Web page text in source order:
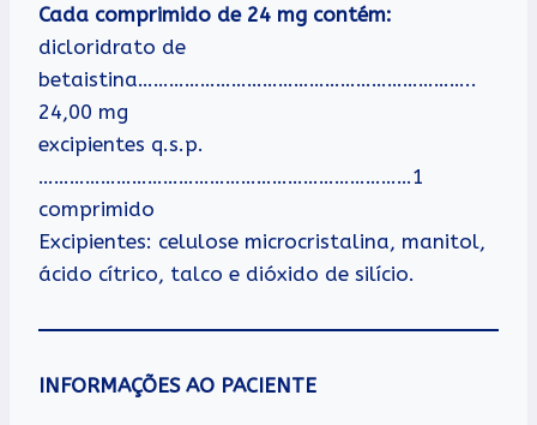
Cada comprimido de 24 mg contém:
dicloridrato de
betaistina………………………………………………………..
24,00 mg
excipientes q.s.p.
………………………………………………………………1
comprimido
Excipientes: celulose microcristalina, manitol,
ácido cítrico, talco e dióxido de silício.
INFORMAÇÕES AO PACIENTE